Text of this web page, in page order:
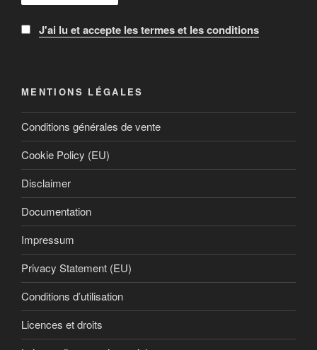
J'ai lu et accepte les termes et les conditions
MENTIONS LÉGALES
Conditions générales de vente
Cookie Policy (EU)
Disclaimer
Documentation
Impressum
Privacy Statement (EU)
Conditions d’utilisation
Licences et droits